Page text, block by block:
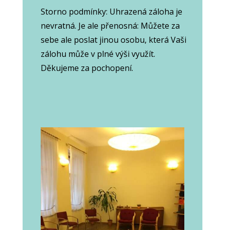
Storno podmínky: Uhrazená záloha je
nevratná. Je ale přenosná: Můžete za
sebe ale poslat jinou osobu, která Vaši
zálohu může v plné výši využít.
Děkujeme za pochopení.